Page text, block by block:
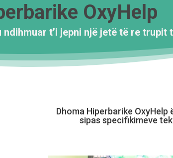
OxyHelp
t’i jepni një jetë të re trupit
Dhoma Hiperbarike
sipas specifikimeve